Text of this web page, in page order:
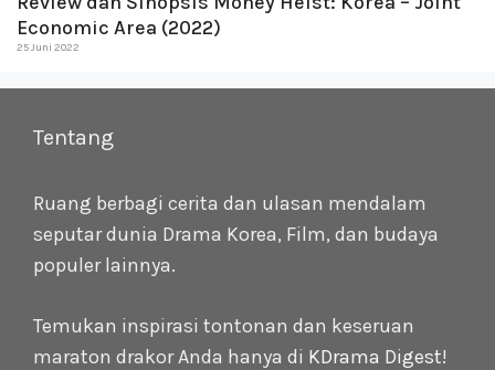
Economic Area (2022)
25 Juni 2022
Tentang
Ruang berbagi cerita dan ulasan mendalam
seputar dunia Drama Korea, Film, dan budaya
populer lainnya.
Temukan inspirasi tontonan dan keseruan
maraton drakor Anda hanya di KDrama Digest!